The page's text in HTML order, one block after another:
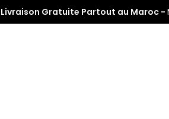
Livraison Gratuite Partout au Maroc -